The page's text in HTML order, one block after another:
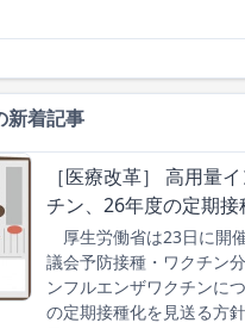
新着記事
［医療改革］ 高用量
チン、26年度の定期接
厚生労働省は23日に開
議会予防接種・ワクチン
ンフルエンザワクチンに
の定期接種化を見送る方